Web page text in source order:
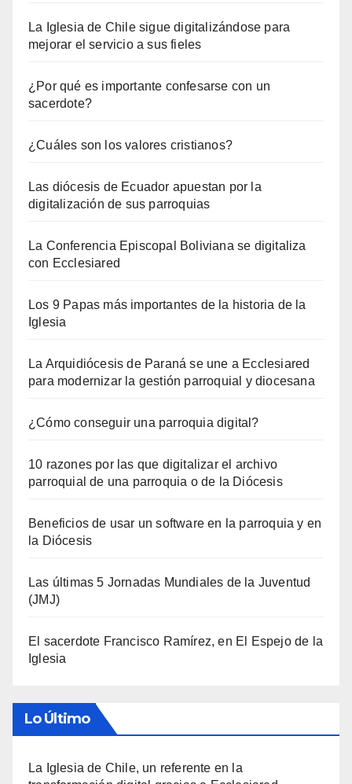
La Iglesia de Chile sigue digitalizándose para
mejorar el servicio a sus fieles
¿Por qué es importante confesarse con un
sacerdote?
¿Cuáles son los valores cristianos?
Las diócesis de Ecuador apuestan por la
digitalización de sus parroquias
La Conferencia Episcopal Boliviana se digitaliza
con Ecclesiared
Los 9 Papas más importantes de la historia de la
Iglesia
La Arquidiócesis de Paraná se une a Ecclesiared
para modernizar la gestión parroquial y diocesana
¿Cómo conseguir una parroquia digital?
10 razones por las que digitalizar el archivo
parroquial de una parroquia o de la Diócesis
Beneficios de usar un software en la parroquia y en
la Diócesis
Las últimas 5 Jornadas Mundiales de la Juventud
(JMJ)
El sacerdote Francisco Ramírez, en El Espejo de la
Iglesia
Lo Último
La Iglesia de Chile, un referente en la